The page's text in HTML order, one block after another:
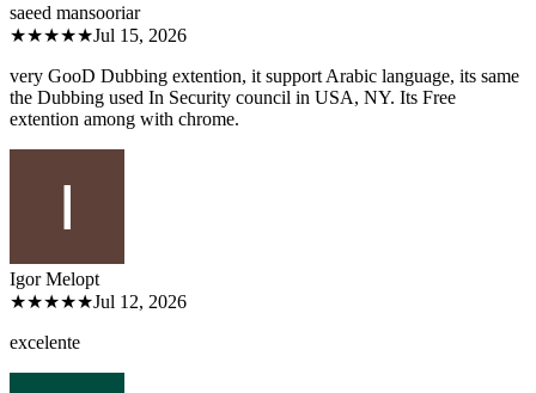
saeed mansooriar
★★★★★Jul 15, 2026
very GooD Dubbing extention, it support Arabic language, its same
the Dubbing used In Security council in USA, NY. Its Free
extention among with chrome.
Igor Melopt
★★★★★Jul 12, 2026
excelente